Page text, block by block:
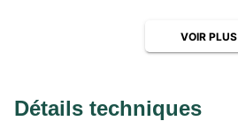
s’entraîner autrement.
évaluationsrégulières.
VOIR PLUS
Détails techniques